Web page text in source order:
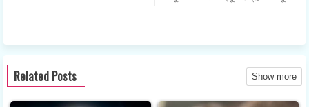
Related Posts Show more